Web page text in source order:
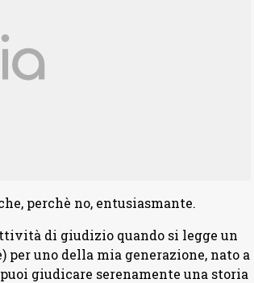
perchè no, entusiasmante.
di giudizio quando si legge un
per uno della mia generazione, nato a
giudicare serenamente una storia